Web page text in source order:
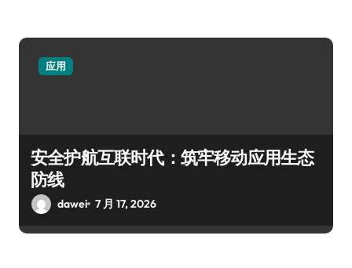
应用
安全护航互联时代：筑牢移动应用生态
防线
dawei 7 月 17, 2026